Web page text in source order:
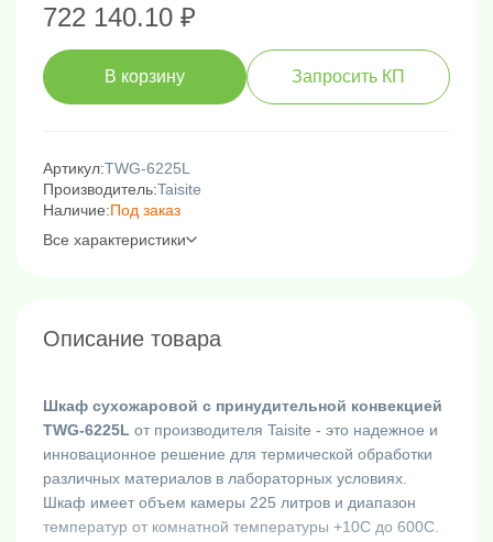
722 140.10 ₽
В корзину Запросить КП
Артикул:TWG-6225L
Производитель:Taisite
Наличие:Под заказ
Все характеристики
Описание товара
Шкаф сухожаровой с принудительной конвекцией
TWG-6225L от производителя Taisite - это надежное и
инновационное решение для термической обработки
различных материалов в лабораторных условиях.
Шкаф имеет объем камеры 225 литров и диапазон
температур от комнатной температуры +10C до 600C.